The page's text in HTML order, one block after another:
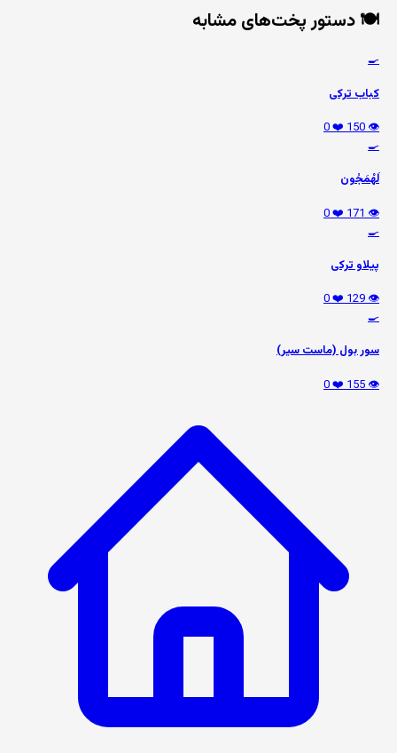
🍽️ دستور پخت‌های مشابه
🍳
کباب ترکی
👁️ 150
❤️ 0
🍳
لَهْمَجُون
👁️ 171
❤️ 0
🍳
پیلاو ترکی
👁️ 129
❤️ 0
🍳
سور بول (ماست سیر)
👁️ 155
❤️ 0